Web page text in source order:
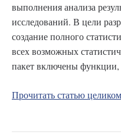
выполнения анализа
исследований. В цели
создание полного
всех возможных
пакет включены
Прочитать статью целиком